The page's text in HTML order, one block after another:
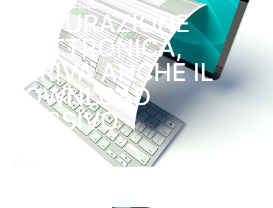
DOWNLOAD MASSIVO
FATTURAZIONE
ELETTRONICA,
ARRIVA ANCHE IL
DOWNLOAD
MASSIVO